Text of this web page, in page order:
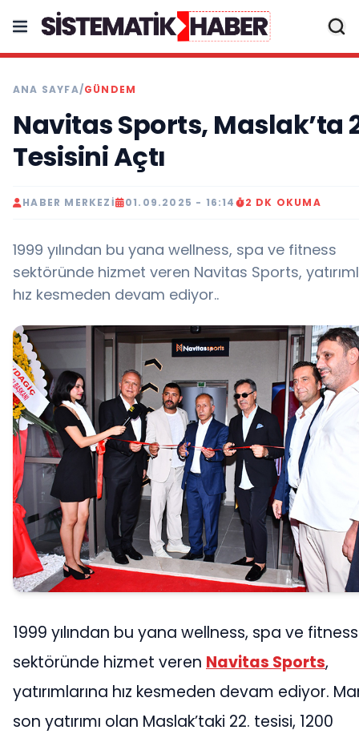
ANA SAYFA/GÜNDEM
Navitas Sports, Maslak’ta
Tesisini Açtı
HABER MERKEZI 01.09.2025 - 16:14 2 DK OKUMA
1999 yılından bu yana wellness, spa ve fitness
sektöründe hizmet veren Navitas Sports,
hız kesmeden devam ediyor..
1999 yılından bu yana wellness, spa ve fitness
sektöründe hizmet veren Navitas Sports,
yatırımlarına hız kesmeden devam ediyor.
son yatırımı olan Maslak’taki 22. tesisi, 1200